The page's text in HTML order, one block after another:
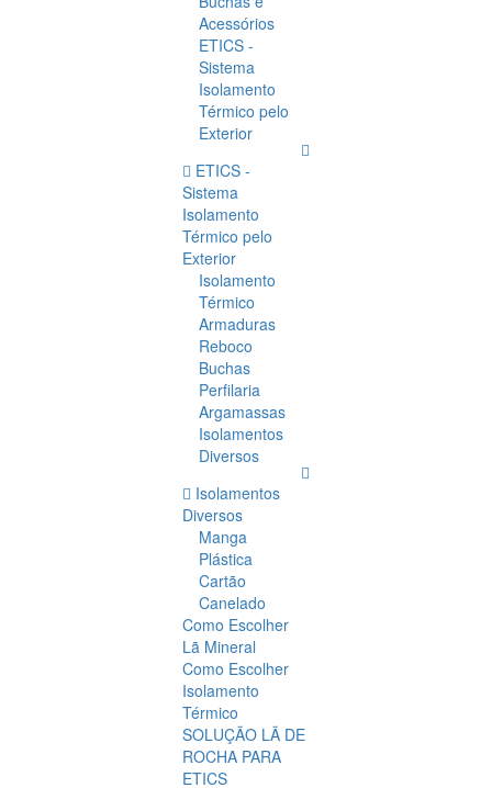
Acessórios
ETICS -
Sistema
Isolamento
Térmico pelo
Exterior
ETICS -
Sistema
Isolamento
Térmico pelo
Exterior
Isolamento
Térmico
Armaduras
Reboco
Buchas
Perfilaria
Argamassas
Isolamentos
Diversos
Isolamentos
Diversos
Manga
Plástica
Cartão
Canelado
Como Escolher
Lã Mineral
Como Escolher
Isolamento
Térmico
SOLUÇÃO LÃ DE
ROCHA PARA
ETICS